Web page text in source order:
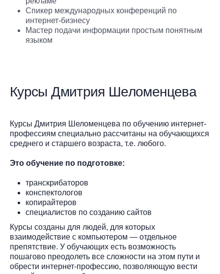
Спикер международных конференций по
интернет-бизнесу
Мастер подачи информации простым понятным
языком
Курсы Дмитрия Шеломенцева
Курсы Дмитрия Шеломенцева по обучению интернет-
профессиям специально рассчитаны на обучающихся
среднего и старшего возраста, т.е. любого.
Это обучение по подготовке:
транскрибаторов
конспектологов
копирайтеров
специалистов по созданию сайтов
Курсы созданы для людей, для которых
взаимодействие с компьютером — отдельное
препятствие. У обучающих есть возможность
пошагово преодолеть все сложности на этом пути и
обрести интернет-профессию, позволяющую вести